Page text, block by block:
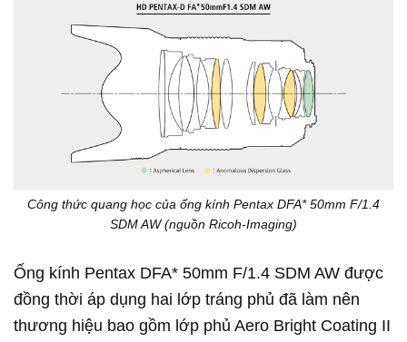
Công thức quang học của ống kính Pentax DFA* 50mm F/1.4
SDM AW (nguồn Ricoh-Imaging)
Ống kính Pentax DFA* 50mm F/1.4 SDM AW được
đồng thời áp dụng hai lớp tráng phủ đã làm nên
thương hiệu bao gồm lớp phủ Aero Bright Coating II